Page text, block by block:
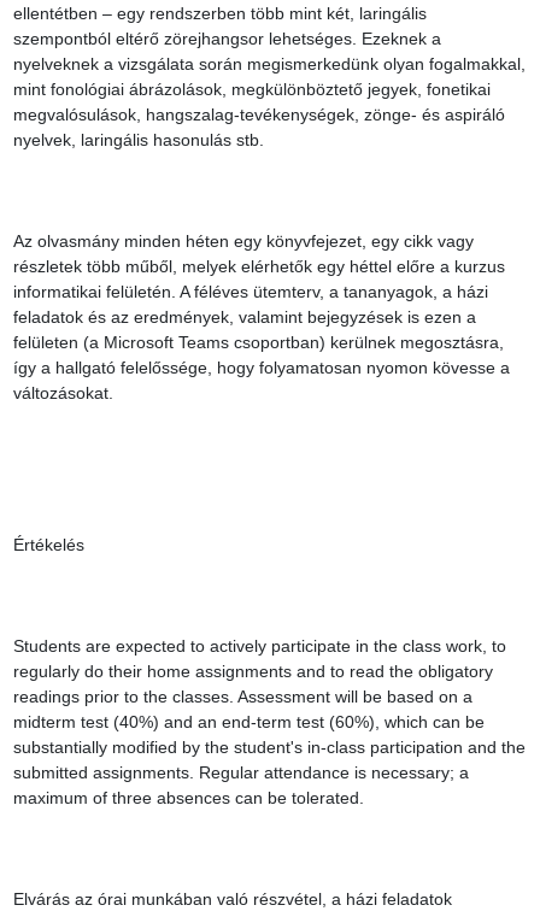
ellentétben – egy rendszerben több mint két, laringális
szempontból eltérő zörejhangsor lehetséges. Ezeknek a
nyelveknek a vizsgálata során megismerkedünk olyan fogalmakkal,
mint fonológiai ábrázolások, megkülönböztető jegyek, fonetikai
megvalósulások, hangszalag-tevékenységek, zönge- és aspiráló
nyelvek, laringális hasonulás stb.
Az olvasmány minden héten egy könyvfejezet, egy cikk vagy
részletek több műből, melyek elérhetők egy héttel előre a kurzus
informatikai felületén. A féléves ütemterv, a tananyagok, a házi
feladatok és az eredmények, valamint bejegyzések is ezen a
felületen (a Microsoft Teams csoportban) kerülnek megosztásra,
így a hallgató felelőssége, hogy folyamatosan nyomon kövesse a
változásokat.
Értékelés
Students are expected to actively participate in the class work, to
regularly do their home assignments and to read the obligatory
readings prior to the classes. Assessment will be based on a
midterm test (40%) and an end-term test (60%), which can be
substantially modified by the student's in-class participation and the
submitted assignments. Regular attendance is necessary; a
maximum of three absences can be tolerated.
Elvárás az órai munkában való részvétel, a házi feladatok